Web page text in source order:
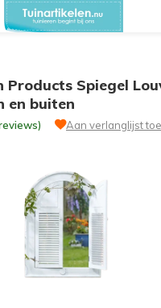
Products Spiegel
en buiten
Aan verlanglijst